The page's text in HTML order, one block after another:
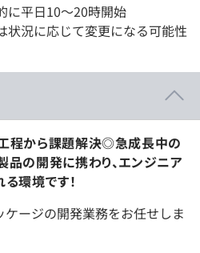
に平日10〜20時開始
況に応じて変更になる可能性
程から課題解決◎急成長中の
の開発に携わり、エンジニア
環境です！
ケージの開発業務をお任せしま